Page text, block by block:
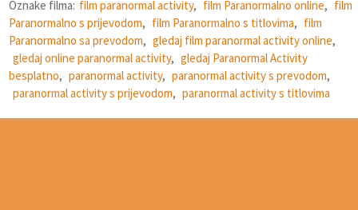
Oznake filma: film paranormal activity, film Paranormalno online, film
Paranormalno s prijevodom, film Paranormalno s titlovima, film
Paranormalno sa prevodom, gledaj film paranormal activity online,
gledaj online paranormal activity, gledaj Paranormal Activity
besplatno, paranormal activity, paranormal activity s prevodom,
paranormal activity s prijevodom, paranormal activity s titlovima